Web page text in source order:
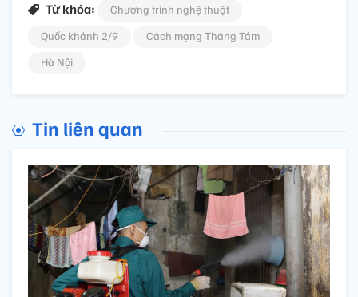
Từ khóa:
Chương trình nghệ thuật
Quốc khánh 2/9
Cách mạng Tháng Tám
Hà Nội
Tin liên quan